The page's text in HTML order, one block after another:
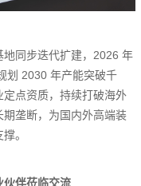
同步迭代扩建，2026 年
划 2030 年产能突破千
点资质，持续打破海外
垄断，为国内外高端装
。
伙伴莅临交流